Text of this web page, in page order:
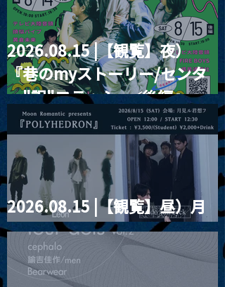
2026.08.15 |【観覧】夜）
『巷のmyストーリー/センタ
ー"訳"フラッシュ⚡️後編』
2026.08.15 |【観覧】昼）月
見ルpre.『POLYHEDRON』